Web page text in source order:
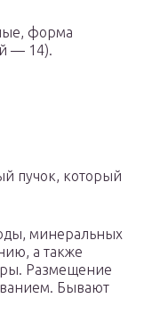
форма
— 14).
пучок, который
минеральных
а также
Размещение
Бывают